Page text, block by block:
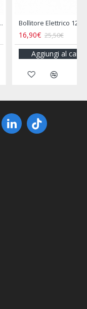
Bollitore Elettrico 12V Camper 800ML Presa Accendisigari
25,50€
Aggiungi al carrello